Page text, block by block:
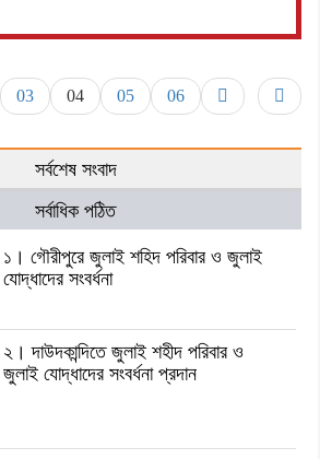
03 04 05 06
সর্বশেষ সংবাদ
সর্বাধিক পঠিত
১। গৌরীপুরে জুলাই শহিদ পরিবার ও জুলাই
যোদ্ধাদের সংবর্ধনা
২। দাউদকান্দিতে জুলাই শহীদ পরিবার ও
জুলাই যোদ্ধাদের সংবর্ধনা প্রদান